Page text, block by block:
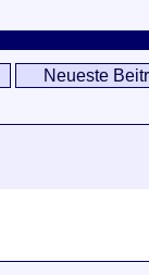
Neueste